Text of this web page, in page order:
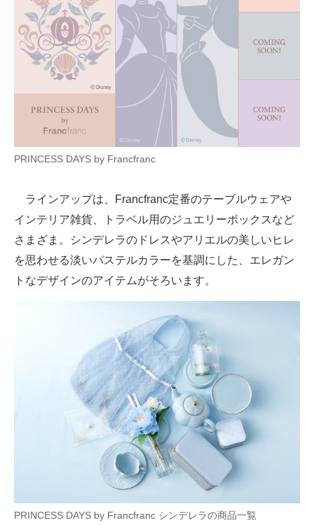
経営リーダーのコミュニティ
マーケ×ITの今がよく分かる
ITエンジニア向け専門サイト
企業向けIT製品の総合サイト
IT製品の技術・比較・事例
モノづくり技術者専門サイト
エレクトロニクス専門サイト
電子設計の基本と応用
建設×テクノロジーの最前線
ちょっと気になるネットの話題
PRINCESS DAYS by Francfranc
ラインアップは、Francfranc定番のテーブルウェアや
インテリア雑貨、トラベル用のジュエリーボックスなど
さまざま。シンデレラのドレスやアリエルの美しいヒレ
を思わせる淡いパステルカラーを基調にした、エレガン
トなデザインのアイテムがそろいます。
PRINCESS DAYS by Francfranc シンデレラの商品一覧